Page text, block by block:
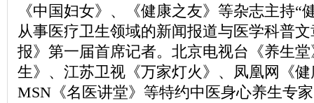
《中国妇女》、《健康之友》等杂志主持“
从事医疗卫生领域的新闻报道与医学科普
报》第一届首席记者。北京电视台《养生
生》、江苏卫视《万家灯火》、凤凰网《
MSN《名医讲堂》等特约中医身心养生专